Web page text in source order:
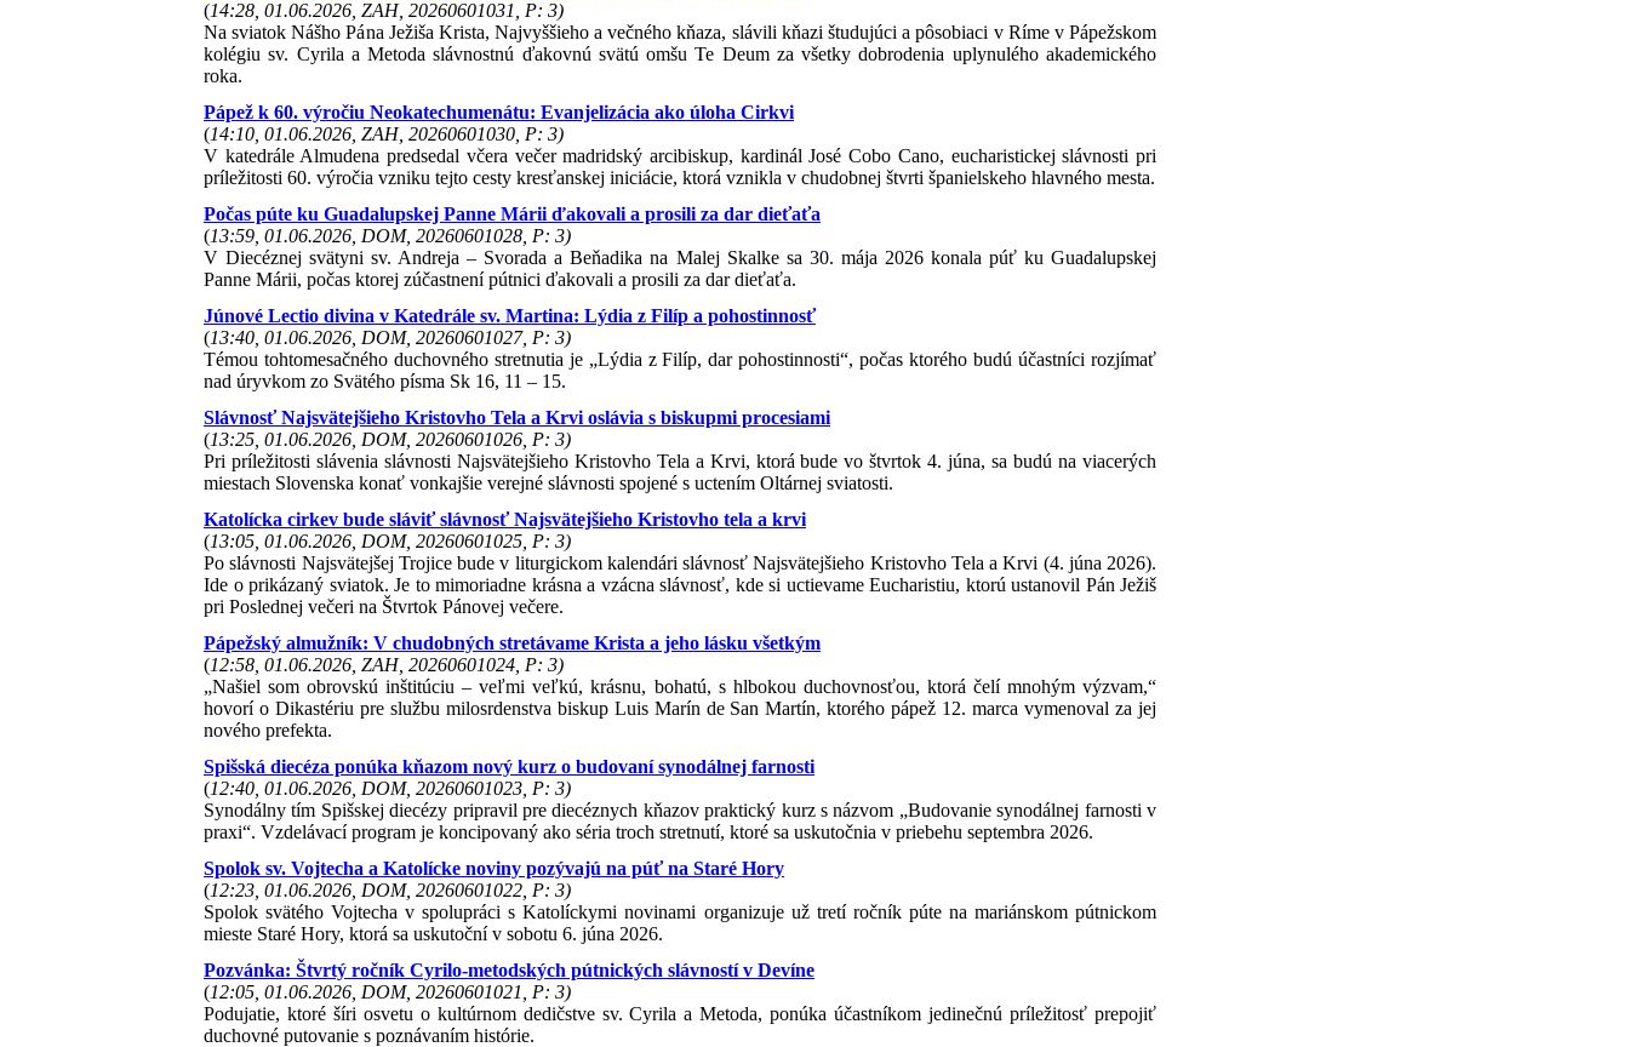
(14:28, 01.06.2026, ZAH, 20260601031, P: 3)
Na sviatok Nášho Pána Ježiša Krista, Najvyššieho a večného kňaza, slávili kňazi študujúci a pôsobiaci v Ríme v Pápežskom
kolégiu sv. Cyrila a Metoda slávnostnú ďakovnú svätú omšu Te Deum za všetky dobrodenia uplynulého akademického
roka.
Pápež k 60. výročiu Neokatechumenátu: Evanjelizácia ako úloha Cirkvi
(14:10, 01.06.2026, ZAH, 20260601030, P: 3)
V katedrále Almudena predsedal včera večer madridský arcibiskup, kardinál José Cobo Cano, eucharistickej slávnosti pri
príležitosti 60. výročia vzniku tejto cesty kresťanskej iniciácie, ktorá vznikla v chudobnej štvrti španielskeho hlavného mesta.
Počas púte ku Guadalupskej Panne Márii ďakovali a prosili za dar dieťaťa
(13:59, 01.06.2026, DOM, 20260601028, P: 3)
V Diecéznej svätyni sv. Andreja – Svorada a Beňadika na Malej Skalke sa 30. mája 2026 konala púť ku Guadalupskej
Panne Márii, počas ktorej zúčastnení pútnici ďakovali a prosili za dar dieťaťa.
Júnové Lectio divina v Katedrále sv. Martina: Lýdia z Filíp a pohostinnosť
(13:40, 01.06.2026, DOM, 20260601027, P: 3)
Témou tohtomesačného duchovného stretnutia je „Lýdia z Filíp, dar pohostinnosti“, počas ktorého budú účastníci rozjímať
nad úryvkom zo Svätého písma Sk 16, 11 – 15.
Slávnosť Najsvätejšieho Kristovho Tela a Krvi oslávia s biskupmi procesiami
(13:25, 01.06.2026, DOM, 20260601026, P: 3)
Pri príležitosti slávenia slávnosti Najsvätejšieho Kristovho Tela a Krvi, ktorá bude vo štvrtok 4. júna, sa budú na viacerých
miestach Slovenska konať vonkajšie verejné slávnosti spojené s uctením Oltárnej sviatosti.
Katolícka cirkev bude sláviť slávnosť Najsvätejšieho Kristovho tela a krvi
(13:05, 01.06.2026, DOM, 20260601025, P: 3)
Po slávnosti Najsvätejšej Trojice bude v liturgickom kalendári slávnosť Najsvätejšieho Kristovho Tela a Krvi (4. júna 2026).
Ide o prikázaný sviatok. Je to mimoriadne krásna a vzácna slávnosť, kde si uctievame Eucharistiu, ktorú ustanovil Pán Ježiš
pri Poslednej večeri na Štvrtok Pánovej večere.
Pápežský almužník: V chudobných stretávame Krista a jeho lásku všetkým
(12:58, 01.06.2026, ZAH, 20260601024, P: 3)
„Našiel som obrovskú inštitúciu – veľmi veľkú, krásnu, bohatú, s hlbokou duchovnosťou, ktorá čelí mnohým výzvam,“
hovorí o Dikastériu pre službu milosrdenstva biskup Luis Marín de San Martín, ktorého pápež 12. marca vymenoval za jej
nového prefekta.
Spišská diecéza ponúka kňazom nový kurz o budovaní synodálnej farnosti
(12:40, 01.06.2026, DOM, 20260601023, P: 3)
Synodálny tím Spišskej diecézy pripravil pre diecéznych kňazov praktický kurz s názvom „Budovanie synodálnej farnosti v
praxi“. Vzdelávací program je koncipovaný ako séria troch stretnutí, ktoré sa uskutočnia v priebehu septembra 2026.
Spolok sv. Vojtecha a Katolícke noviny pozývajú na púť na Staré Hory
(12:23, 01.06.2026, DOM, 20260601022, P: 3)
Spolok svätého Vojtecha v spolupráci s Katolíckymi novinami organizuje už tretí ročník púte na mariánskom pútnickom
mieste Staré Hory, ktorá sa uskutoční v sobotu 6. júna 2026.
Pozvánka: Štvrtý ročník Cyrilo-metodských pútnických slávností v Devíne
(12:05, 01.06.2026, DOM, 20260601021, P: 3)
Podujatie, ktoré šíri osvetu o kultúrnom dedičstve sv. Cyrila a Metoda, ponúka účastníkom jedinečnú príležitosť prepojiť
duchovné putovanie s poznávaním histórie.